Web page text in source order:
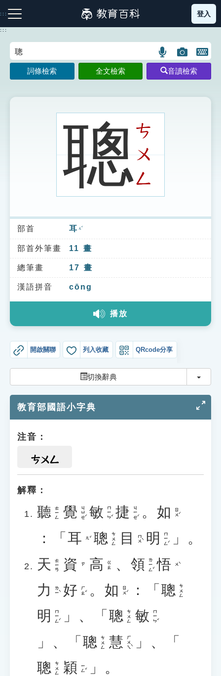
到
主
:::
注音索引圖示 筆畫索引圖示 部首索引表圖示
索引選單
知識索引
單字索引
生命大百科索引
教學應用
貓頭鷹博士
登入
:::
語
言
搜
示
圖
片
搜
開
鍵
圖
詞條檢索 全文檢索 音讀檢索
聰ㄘ
ㄨ
ㄥ
部首 耳 ㄦˇ
部首外筆畫 11 畫
總筆畫 17 畫
漢語拼音 cōng
播放
開啟關聯 列入收藏 QRcode分享
切換辭典 切換
教育部國語小字典
注音：
ㄘㄨㄥ
解釋：
聽 ㄊㄧㄥ 覺 ㄐㄩㄝˊ 敏 ㄇㄧㄣˇ 捷 ㄐㄧㄝˊ 。 如 ㄖㄨˊ
：「 耳 ㄦˇ 聰 ㄘㄨㄥ 目 ㄇㄨˋ 明 ㄇㄧㄥˊ
」。
天 ㄊㄧㄢ 資 ㄗ 高 ㄍㄠ 、 領 ㄌㄧㄥˇ 悟 ㄨˋ
力 ㄌㄧˋ 好 ㄏㄠˇ 。 如 ㄖㄨˊ ：「 聰 ㄘㄨㄥ
明 ㄇㄧㄥˊ 」、「 聰 ㄘㄨㄥ 敏 ㄇㄧㄣˇ
」、「 聰 ㄘㄨㄥ 慧 ㄏㄨㄟˋ
」、「
聰 ㄘㄨㄥ 穎 ㄧㄥˇ
」。